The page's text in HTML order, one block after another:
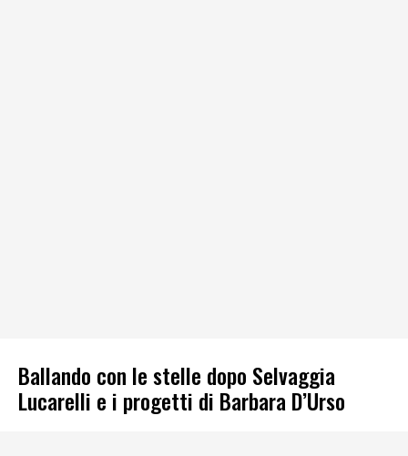
Ballando con le stelle dopo Selvaggia
Lucarelli e i progetti di Barbara D’Urso